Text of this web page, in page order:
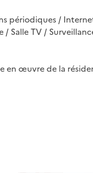
périodiques /
/ Salle TV /
en œuvre de la